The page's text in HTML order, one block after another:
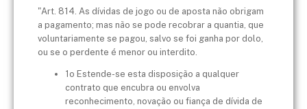
"Art. 814. As dívidas de jogo ou de aposta não obrigam
a pagamento; mas não se pode recobrar a quantia, que
voluntariamente se pagou, salvo se foi ganha por dolo,
ou se o perdente é menor ou interdito.
1o Estende-se esta disposição a qualquer
contrato que encubra ou envolva
reconhecimento, novação ou fiança de dívida de